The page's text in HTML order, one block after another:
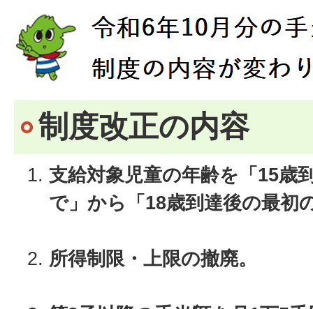
制度改正の内容
支給対象児童の年齢を「15歳
で」から「18歳到達後の最初
所得制限・上限の撤廃。